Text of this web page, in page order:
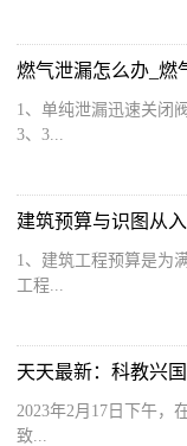
燃气泄漏怎么办_燃
1、单纯泄漏迅速关闭
3、3...
建筑预算与识图从
1、建筑工程预算是为
工程...
2023年2月17日下午，
致...